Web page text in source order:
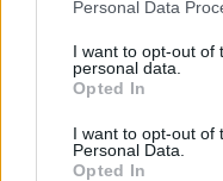
Personal Data
I want to opt-out of
personal data.
Opted In
I want to opt-out of
Personal Data.
Opted In